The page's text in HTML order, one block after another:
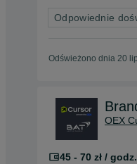
Odpowiednie
Odświeżono dnia 20
OEX
45 - 70 zł /